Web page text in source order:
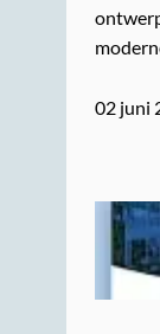
02 juni